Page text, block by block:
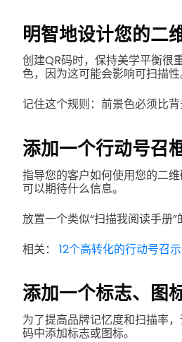
明智地设计您的二
创建QR码时，保持美学平衡很
色，因为这可能会影响可扫描性
记住这个规则：前景色必须比背
添加一个行动号召
指导您的客户如何使用您的二
可以期待什么信息。
放置一个类似“扫描我阅读手册”
相关： 12个高转化的行动号召
添加一个标志、图
为了提高品牌记忆度和扫描率
码中添加标志或图标。